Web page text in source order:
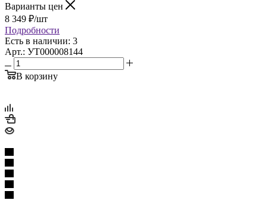
Варианты цен
8 349 ₽/шт
Подробности
Есть в наличии: 3
Арт.: УТ000008144
В корзину